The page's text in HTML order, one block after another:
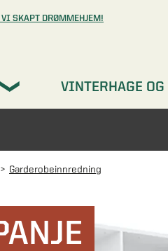
SKAPT DRØMMEHJEM!
VINTERHAGE OG
Garderobeinnredning